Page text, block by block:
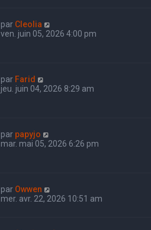
par Cleolia
ven. juin 05, 2026 4:00 pm
par Farid
jeu. juin 04, 2026 8:29 am
par papyjo
mar. mai 05, 2026 6:26 pm
par Owwen
mer. avr. 22, 2026 10:51 am